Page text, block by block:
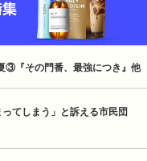
③『その門番、最強につき』他
てしまう」と訴える市民団